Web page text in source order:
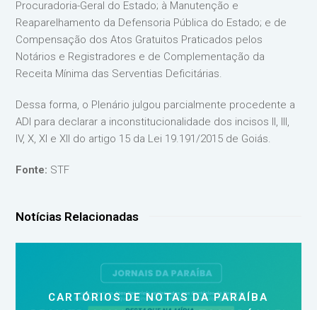
Procuradoria-Geral do Estado; à Manutenção e
Reaparelhamento da Defensoria Pública do Estado; e de
Compensação dos Atos Gratuitos Praticados pelos
Notários e Registradores e de Complementação da
Receita Mínima das Serventias Deficitárias.
Dessa forma, o Plenário julgou parcialmente procedente a
ADI para declarar a inconstitucionalidade dos incisos II, III,
IV, X, XI e XII do artigo 15 da Lei 19.191/2015 de Goiás.
Fonte: STF
Notícias Relacionadas
CARTÓRIOS DE NOTAS DA PARAÍBA